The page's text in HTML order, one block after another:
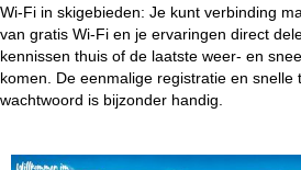
Wi-Fi in skigebieden: Je kunt verbinding
van gratis Wi-Fi en je ervaringen direct
kennissen thuis of de laatste weer- en
komen. De eenmalige registratie en snelle
wachtwoord is bijzonder handig.